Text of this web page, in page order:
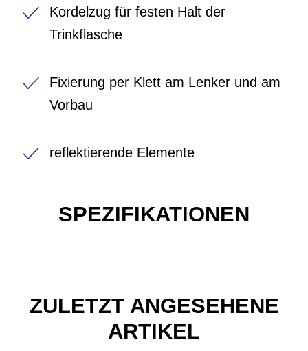
Kordelzug für festen Halt der
Trinkflasche
Fixierung per Klett am Lenker und am
Vorbau
reflektierende Elemente
SPEZIFIKATIONEN
ZULETZT ANGESEHENE
ARTIKEL